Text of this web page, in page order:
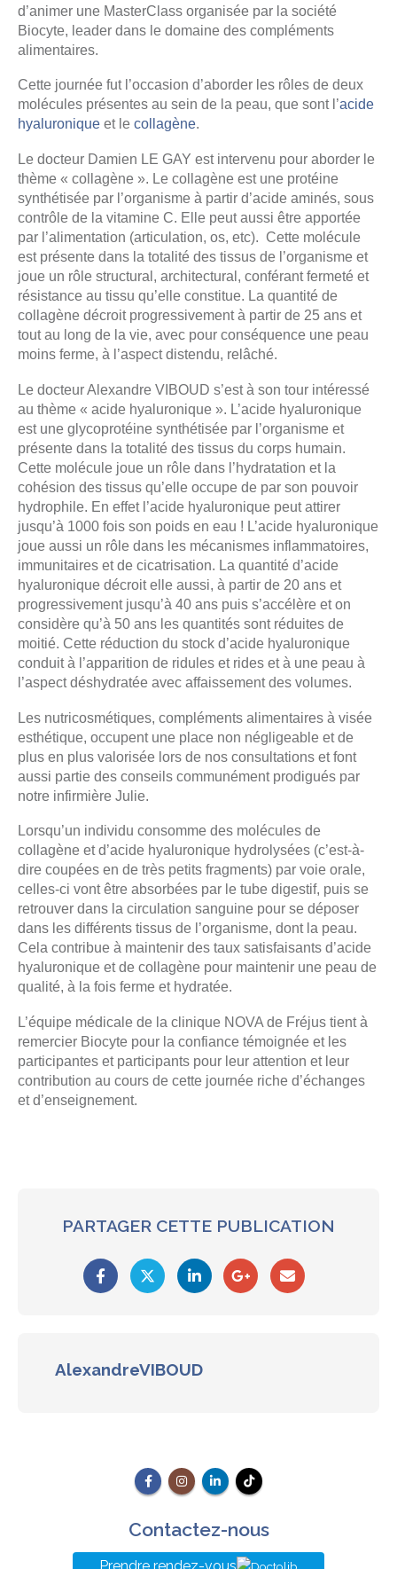
d’animer une MasterClass organisée par la société
Biocyte, leader dans le domaine des compléments
alimentaires.
Cette journée fut l’occasion d’aborder les rôles de deux
molécules présentes au sein de la peau, que sont l’acide
hyaluronique et le collagène.
Le docteur Damien LE GAY est intervenu pour aborder le
thème « collagène ». Le collagène est une protéine
synthétisée par l’organisme à partir d’acide aminés, sous
contrôle de la vitamine C. Elle peut aussi être apportée
par l’alimentation (articulation, os, etc). Cette molécule
est présente dans la totalité des tissus de l’organisme et
joue un rôle structural, architectural, conférant fermeté et
résistance au tissu qu’elle constitue. La quantité de
collagène décroit progressivement à partir de 25 ans et
tout au long de la vie, avec pour conséquence une peau
moins ferme, à l’aspect distendu, relâché.
Le docteur Alexandre VIBOUD s’est à son tour intéressé
au thème « acide hyaluronique ». L’acide hyaluronique
est une glycoprotéine synthétisée par l’organisme et
présente dans la totalité des tissus du corps humain.
Cette molécule joue un rôle dans l’hydratation et la
cohésion des tissus qu’elle occupe de par son pouvoir
hydrophile. En effet l’acide hyaluronique peut attirer
jusqu’à 1000 fois son poids en eau ! L’acide hyaluronique
joue aussi un rôle dans les mécanismes inflammatoires,
immunitaires et de cicatrisation. La quantité d’acide
hyaluronique décroit elle aussi, à partir de 20 ans et
progressivement jusqu’à 40 ans puis s’accélère et on
considère qu’à 50 ans les quantités sont réduites de
moitié. Cette réduction du stock d’acide hyaluronique
conduit à l’apparition de ridules et rides et à une peau à
l’aspect déshydratée avec affaissement des volumes.
Les nutricosmétiques, compléments alimentaires à visée
esthétique, occupent une place non négligeable et de
plus en plus valorisée lors de nos consultations et font
aussi partie des conseils communément prodigués par
notre infirmière Julie.
Lorsqu’un individu consomme des molécules de
collagène et d’acide hyaluronique hydrolysées (c’est-à-
dire coupées en de très petits fragments) par voie orale,
celles-ci vont être absorbées par le tube digestif, puis se
retrouver dans la circulation sanguine pour se déposer
dans les différents tissus de l’organisme, dont la peau.
Cela contribue à maintenir des taux satisfaisants d’acide
hyaluronique et de collagène pour maintenir une peau de
qualité, à la fois ferme et hydratée.
L’équipe médicale de la clinique NOVA de Fréjus tient à
remercier Biocyte pour la confiance témoignée et les
participantes et participants pour leur attention et leur
contribution au cours de cette journée riche d’échanges
et d’enseignement.
PARTAGER CETTE PUBLICATION
AlexandreVIBOUD
Contactez-nous